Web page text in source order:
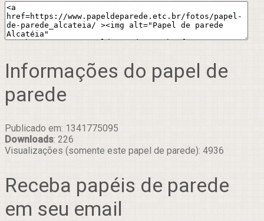
Informações do papel de
parede
Publicado em: 1341775095
Downloads: 226
Visualizações (somente este papel de parede): 4936
Receba papéis de parede
em seu email